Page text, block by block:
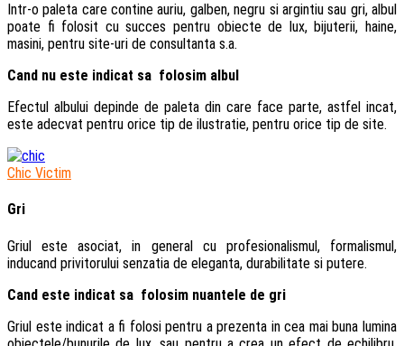
Intr-o paleta care contine auriu, galben, negru si argintiu sau gri, albul
poate fi folosit cu succes pentru obiecte de lux, bijuterii, haine,
masini, pentru site-uri de consultanta s.a.
Cand nu este indicat sa folosim albul
Efectul albului depinde de paleta din care face parte, astfel incat,
este adecvat pentru orice tip de ilustratie, pentru orice tip de site.
Chic Victim
Gri
Griul este asociat, in general cu profesionalismul, formalismul,
inducand privitorului senzatia de eleganta, durabilitate si putere.
Cand este indicat sa folosim nuantele de gri
Griul este indicat a fi folosi pentru a prezenta in cea mai buna lumina